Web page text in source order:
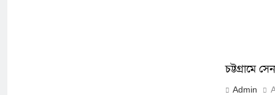
চট্টগ্রামে
Admin